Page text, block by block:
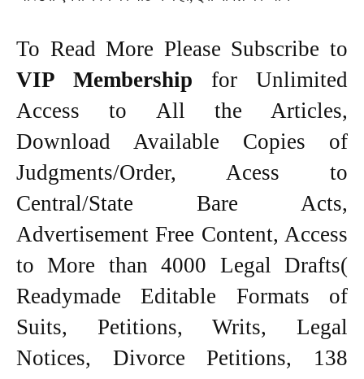
To Read More Please Subscribe to
VIP Membership for Unlimited
Access to All the Articles,
Download Available Copies of
Judgments/Order, Acess to
Central/State Bare Acts,
Advertisement Free Content, Access
to More than 4000 Legal Drafts(
Readymade Editable Formats of
Suits, Petitions, Writs, Legal
Notices, Divorce Petitions, 138